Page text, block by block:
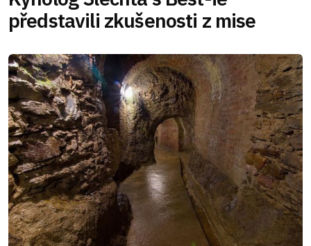
představili zkušenosti z mise